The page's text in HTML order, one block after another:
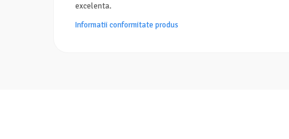
excelenta.
Informatii conformitate produs